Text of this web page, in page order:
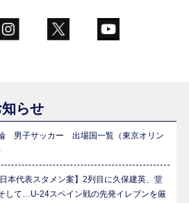
らせ
男子サッカー 出場国一覧（東京オリン
日本代表スタメン案】2列目に久保建英、堂
して…U-24スペイン戦の先発イレブンを厳